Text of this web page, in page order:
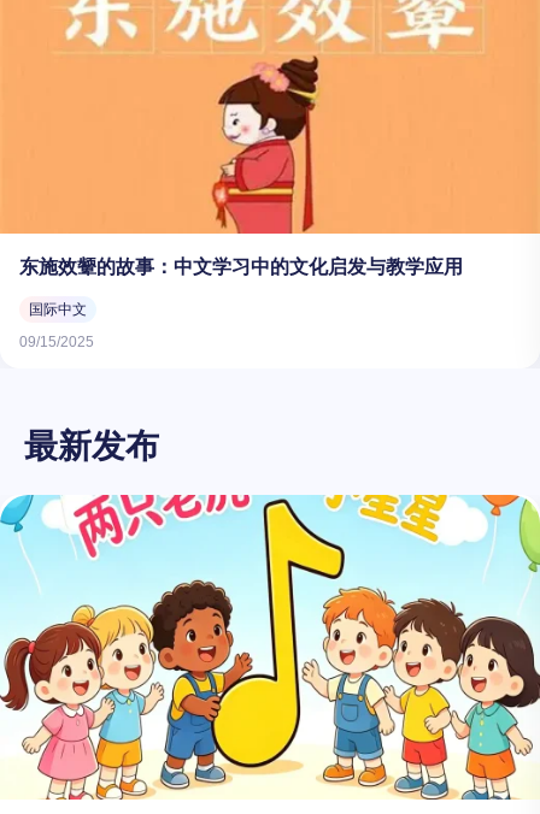
东施效颦的故事：中文学习中的文化启发与教学应用
国际中文
09/15/2025
最新发布